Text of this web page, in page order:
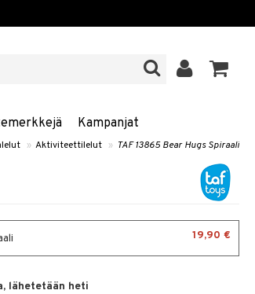
Kampanjat
» Aktiviteettilelut » TAF 13865 Bear Hugs Spiraali
19,90 €
lähetetään heti